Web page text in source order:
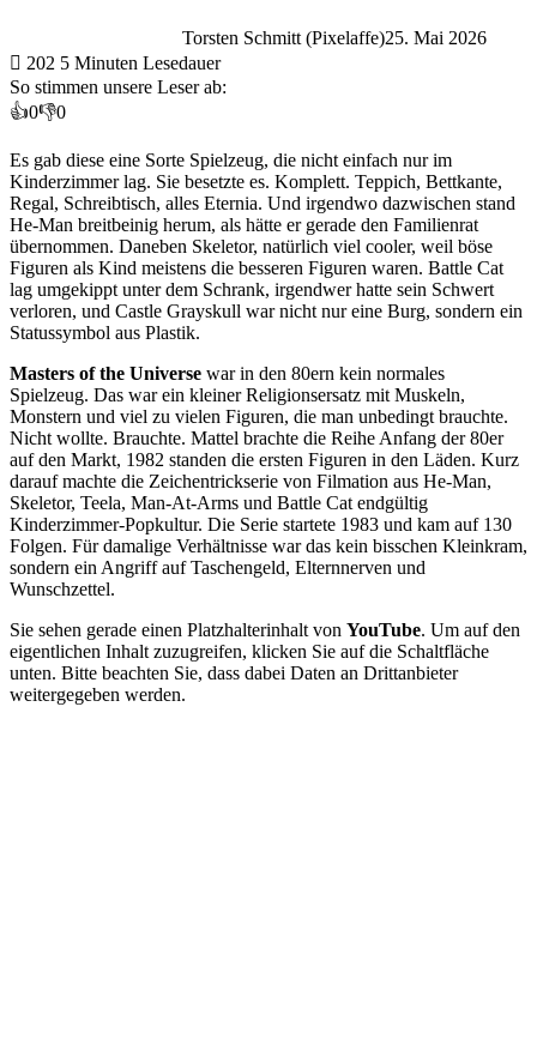
Torsten Schmitt (Pixelaffe)25. Mai 2026
202 5 Minuten Lesedauer
So stimmen unsere Leser ab:
👍0👎0
Es gab diese eine Sorte Spielzeug, die nicht einfach nur im
Kinderzimmer lag. Sie besetzte es. Komplett. Teppich, Bettkante,
Regal, Schreibtisch, alles Eternia. Und irgendwo dazwischen stand
He-Man breitbeinig herum, als hätte er gerade den Familienrat
übernommen. Daneben Skeletor, natürlich viel cooler, weil böse
Figuren als Kind meistens die besseren Figuren waren. Battle Cat
lag umgekippt unter dem Schrank, irgendwer hatte sein Schwert
verloren, und Castle Grayskull war nicht nur eine Burg, sondern ein
Statussymbol aus Plastik.
Masters of the Universe war in den 80ern kein normales
Spielzeug. Das war ein kleiner Religionsersatz mit Muskeln,
Monstern und viel zu vielen Figuren, die man unbedingt brauchte.
Nicht wollte. Brauchte. Mattel brachte die Reihe Anfang der 80er
auf den Markt, 1982 standen die ersten Figuren in den Läden. Kurz
darauf machte die Zeichentrickserie von Filmation aus He-Man,
Skeletor, Teela, Man-At-Arms und Battle Cat endgültig
Kinderzimmer-Popkultur. Die Serie startete 1983 und kam auf 130
Folgen. Für damalige Verhältnisse war das kein bisschen Kleinkram,
sondern ein Angriff auf Taschengeld, Elternnerven und
Wunschzettel.
Sie sehen gerade einen Platzhalterinhalt von YouTube. Um auf den
eigentlichen Inhalt zuzugreifen, klicken Sie auf die Schaltfläche
unten. Bitte beachten Sie, dass dabei Daten an Drittanbieter
weitergegeben werden.